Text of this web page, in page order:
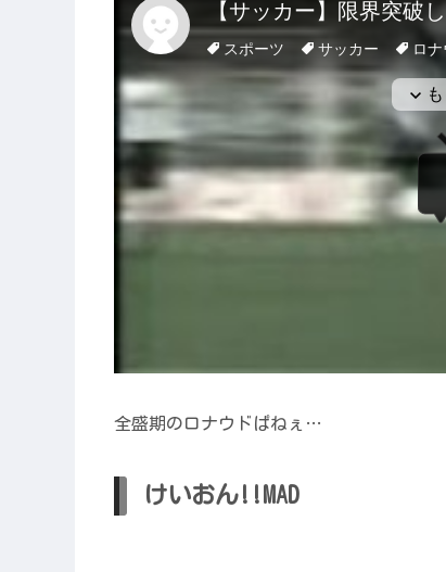
全盛期のロナウドぱねぇ…
けいおん!!MAD